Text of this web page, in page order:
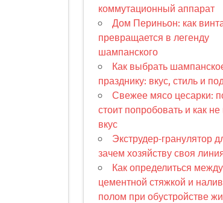
коммутационный аппарат
Дом Периньон: как
превращается в легенду
шампанского
Как выбрать
празднику: вкус, стиль и
Свежее мясо цесарки:
стоит попробовать и как не
вкус
Экструдер-гранулятор
зачем хозяйству своя
Как определиться между
цементной стяжкой и
полом при обустройстве